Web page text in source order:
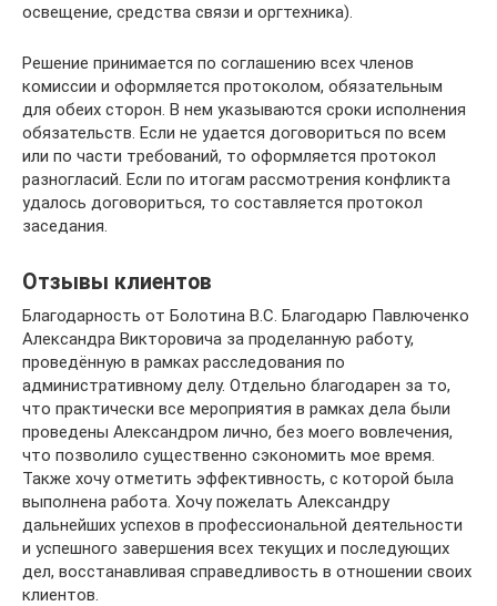
освещение, средства связи и оргтехника).
Решение принимается по соглашению всех членов
комиссии и оформляется протоколом, обязательным
для обеих сторон. В нем указываются сроки исполнения
обязательств. Если не удается договориться по всем
или по части требований, то оформляется протокол
разногласий. Если по итогам рассмотрения конфликта
удалось договориться, то составляется протокол
заседания.
Отзывы клиентов
Благодарность от Болотина В.С. Благодарю Павлюченко
Александра Викторовича за проделанную работу,
проведённую в рамках расследования по
административному делу. Отдельно благодарен за то,
что практически все мероприятия в рамках дела были
проведены Александром лично, без моего вовлечения,
что позволило существенно сэкономить мое время.
Также хочу отметить эффективность, с которой была
выполнена работа. Хочу пожелать Александру
дальнейших успехов в профессиональной деятельности
и успешного завершения всех текущих и последующих
дел, восстанавливая справедливость в отношении своих
клиентов.